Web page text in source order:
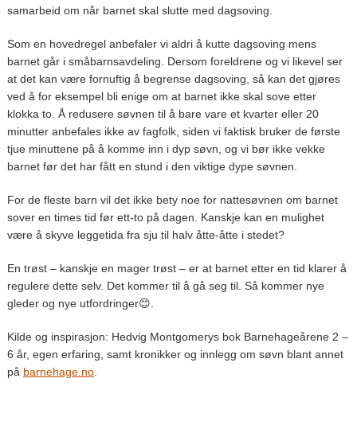
samarbeid om når barnet skal slutte med dagsoving.
Som en hovedregel anbefaler vi aldri å kutte dagsoving mens
barnet går i småbarnsavdeling. Dersom foreldrene og vi likevel ser
at det kan være fornuftig å begrense dagsoving, så kan det gjøres
ved å for eksempel bli enige om at barnet ikke skal sove etter
klokka to. Å redusere søvnen til å bare vare et kvarter eller 20
minutter anbefales ikke av fagfolk, siden vi faktisk bruker de første
tjue minuttene på å komme inn i dyp søvn, og vi bør ikke vekke
barnet før det har fått en stund i den viktige dype søvnen.
For de fleste barn vil det ikke bety noe for nattesøvnen om barnet
sover en times tid før ett-to på dagen. Kanskje kan en mulighet
være å skyve leggetida fra sju til halv åtte-åtte i stedet?
En trøst – kanskje en mager trøst – er at barnet etter en tid klarer å
regulere dette selv. Det kommer til å gå seg til. Så kommer nye
gleder og nye utfordringer😊.
Kilde og inspirasjon: Hedvig Montgomerys bok Barnehageårene 2 –
6 år, egen erfaring, samt kronikker og innlegg om søvn blant annet
på barnehage.no.